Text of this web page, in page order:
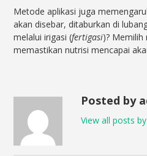
Metode aplikasi juga
akan disebar, ditaburkan di
melalui irigasi (fertigasi)?
memastikan nutrisi mencapai
Posted by
View all posts